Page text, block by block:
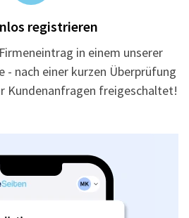
registrieren
in einem unserer
- nach einer kurzen Überprüfung
Kundenanfragen freigeschaltet!